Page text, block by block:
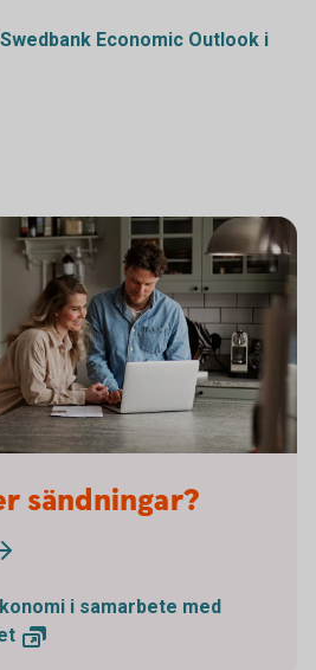
Economic Outlook i
sändningar?
i samarbete med